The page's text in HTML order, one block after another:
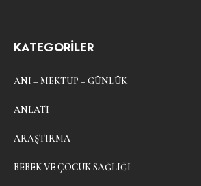
KATEGORİLER
ANI – MEKTUP – GÜNLÜK
ANLATI
ARAŞTIRMA
BEBEK VE ÇOCUK SAĞLIĞI